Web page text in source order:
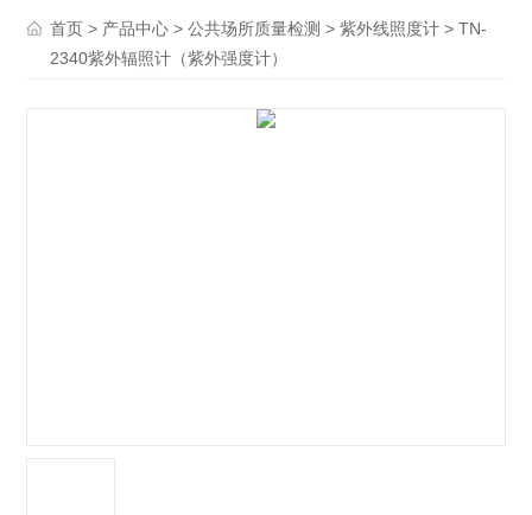
首页 > 产品中心 >公共场所质量检测 >紫外线照度计 > TN-
2340紫外辐照计（紫外强度计）